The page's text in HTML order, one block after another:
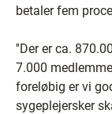
betaler fem
''Der er ca.
7.000
foreløbig er vi
sygeplejersker